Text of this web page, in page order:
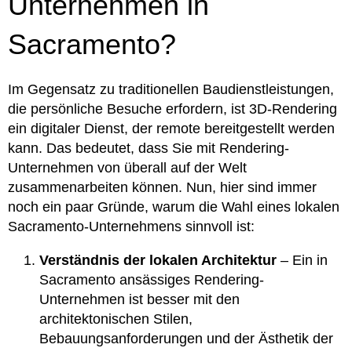
Sacramento?
Im Gegensatz zu traditionellen Baudienstleistungen,
die persönliche Besuche erfordern, ist 3D-Rendering
ein digitaler Dienst, der remote bereitgestellt werden
kann. Das bedeutet, dass Sie mit Rendering-
Unternehmen von überall auf der Welt
zusammenarbeiten können. Nun, hier sind immer
noch ein paar Gründe, warum die Wahl eines lokalen
Sacramento-Unternehmens sinnvoll ist:
Verständnis der lokalen Architektur – Ein in
Sacramento ansässiges Rendering-
Unternehmen ist besser mit den
architektonischen Stilen,
Bebauungsanforderungen und der Ästhetik der